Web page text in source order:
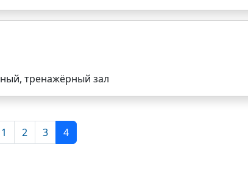
тренажёрный зал
1 2 3 4